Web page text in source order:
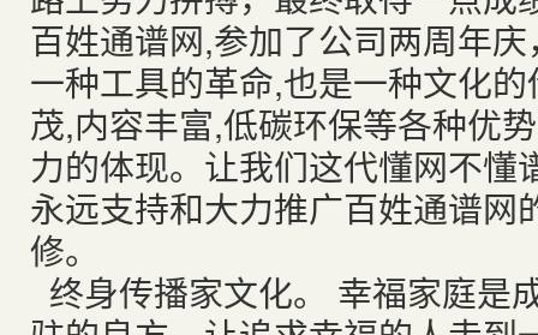
百姓通谱网,参加了公司两周年
一种工具的革命,也是一种文化
茂,内容丰富,低碳环保等各种优
力的体现。让我们这代懂网不
永远支持和大力推广百姓通谱
修。
终身传播家文化。 幸福家庭是